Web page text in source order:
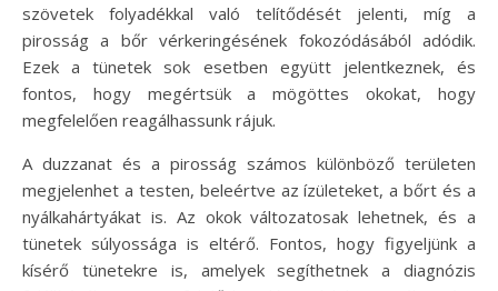
szövetek folyadékkal való telítődését jelenti, míg a
pirosság a bőr vérkeringésének fokozódásából adódik.
Ezek a tünetek sok esetben együtt jelentkeznek, és
fontos, hogy megértsük a mögöttes okokat, hogy
megfelelően reagálhassunk rájuk.
A duzzanat és a pirosság számos különböző területen
megjelenhet a testen, beleértve az ízületeket, a bőrt és a
nyálkahártyákat is. Az okok változatosak lehetnek, és a
tünetek súlyossága is eltérő. Fontos, hogy figyeljünk a
kísérő tünetekre is, amelyek segíthetnek a diagnózis